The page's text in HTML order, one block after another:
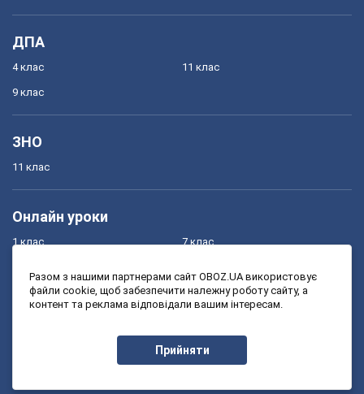
ДПА
4 клас
9 клас
11 клас
ЗНО
11 клас
Онлайн уроки
1 клас
3 клас
7 клас
9 клас
Разом з нашими партнерами сайт OBOZ.UA використовує
файли cookie, щоб забезпечити належну роботу сайту, а
контент та реклама відповідали вашим інтересам.
Прийняти